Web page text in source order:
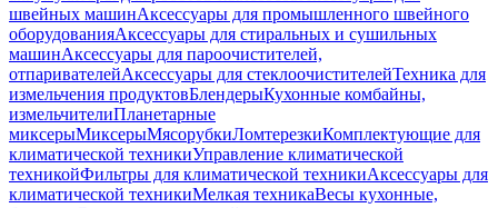
швейных машинАксессуары для промышленного швейного
оборудованияАксессуары для стиральных и сушильных
машинАксессуары для пароочистителей,
отпаривателейАксессуары для стеклоочистителейТехника для
измельчения продуктовБлендерыКухонные комбайны,
измельчителиПланетарные
миксерыМиксерыМясорубкиЛомтерезкиКомплектующие для
климатической техникиУправление климатической
техникойФильтры для климатической техникиАксессуары для
климатической техникиМелкая техникаВесы кухонные,